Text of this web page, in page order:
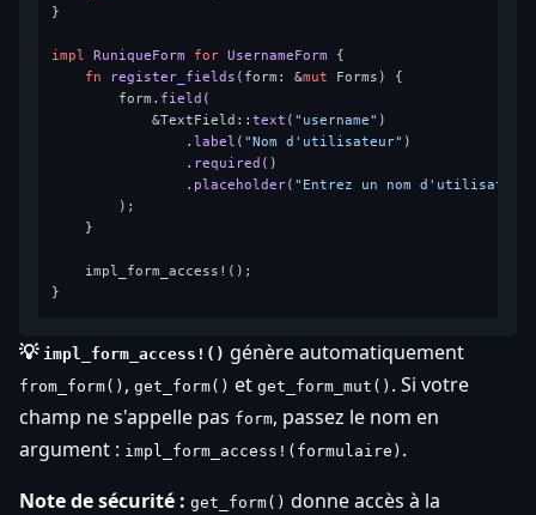
}
impl RuniqueForm for UsernameForm {
fn
register_fields (form: &mut Forms) {
        form.
field (
            &TextField::
text ( "username" )
                .
label ( "Nom d'utilisateur" )
                .
required ()
                .
placeholder( "Entrez un nom
        );
    }
    impl_form_access!();
💡 impl_form_access!() génère automatiquement
from_form() , get_form() et get_form_mut() . Si votre
champ ne s'appelle pas form, passez le nom en
argument : impl_form_access!(formulaire) .
Note de sécurité : get_form() donne accès à la